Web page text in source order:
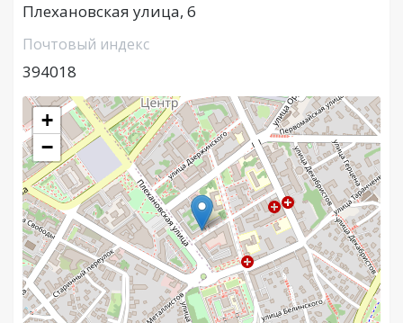
Плехановская улица, 6
Почтовый индекс
394018
+
−